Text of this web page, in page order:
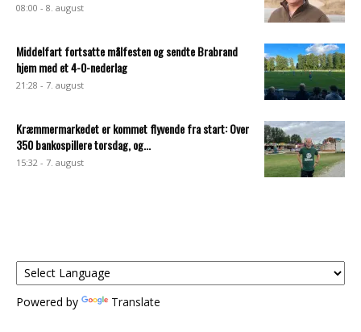
08:00 - 8. august
Middelfart fortsatte målfesten og sendte Brabrand
hjem med et 4-0-nederlag
21:28 - 7. august
Kræmmermarkedet er kommet flyvende fra start: Over
350 bankospillere torsdag, og...
15:32 - 7. august
Powered by Translate